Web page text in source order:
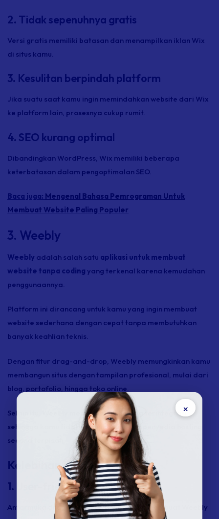
×
2. Tidak sepenuhnya gratis
Versi gratis memiliki batasan dan menampilkan iklan Wix
di situs kamu.
3. Kesulitan berpindah platform
Jika suatu saat kamu ingin memindahkan website dari Wix
ke platform lain, prosesnya cukup rumit.
4. SEO kurang optimal
Dibandingkan WordPress, Wix memiliki beberapa
keterbatasan dalam pengoptimalan SEO.
Baca juga: Mengenal Bahasa Pemrograman Untuk
Membuat Website Paling Populer
3. Weebly
Weebly adalah salah satu aplikasi untuk membuat
website tanpa coding yang terkenal karena kemudahan
penggunaannya.
Platform ini dirancang untuk kamu yang ingin membuat
website sederhana dengan cepat tanpa membutuhkan
banyak keahlian teknis.
Dengan fitur drag-and-drop, Weebly memungkinkan kamu
membangun situs dengan tampilan profesional, mulai dari
blog, portofolio, hingga toko online.
Selain itu, Weebly menyediakan hosting terintegrasi
sehingga kamu tidak perlu memikirkan penyedia hosting
secara terpisah.
Kelebihan Weebly
1. User-friendly
Antarmuka drag-and-drop yang intuitif membuat Weebly